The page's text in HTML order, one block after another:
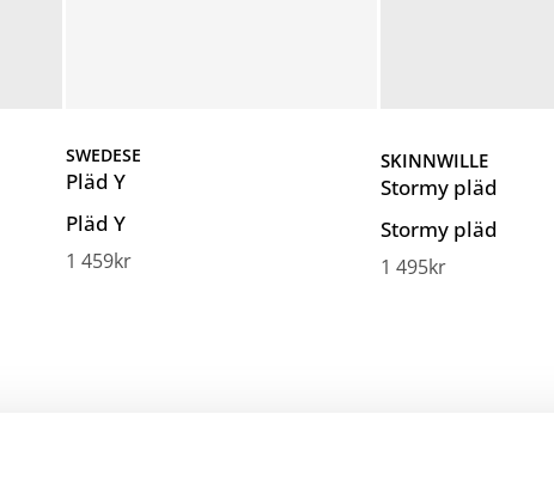
SWEDESE
Pläd Y
Pläd Y
1 459kr
SKINNWILLE
Stormy pläd
Stormy pläd
1 495kr